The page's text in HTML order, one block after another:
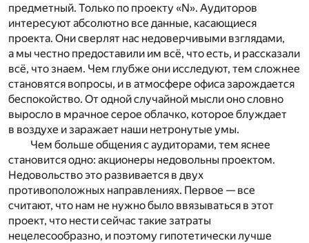
предметный. Только по проекту «N». Аудиторов
интересуют абсолютно все данные, касающиеся
проекта. Они сверлят нас недоверчивыми взглядами,
а мы честно предоставили им всё, что есть, и рассказали
всё, что знаем. Чем глубже они исследуют, тем сложнее
становятся вопросы, и в атмосфере офиса зарождается
беспокойство. От одной случайной мысли оно словно
выросло в мрачное серое облачко, которое блуждает
в воздухе и заражает наши нетронутые умы.
Чем больше общения с аудиторами, тем яснее
становится одно: акционеры недовольны проектом.
Недовольство это развивается в двух
противоположных направлениях. Первое — все
считают, что нам не нужно было ввязываться в этот
проект, что нести сейчас такие затраты
нецелесообразно, и поэтому гипотетически лучше